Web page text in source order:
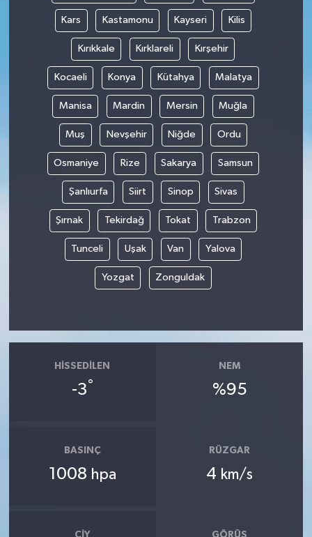
Kars Kastamonu Kayseri Kilis
Kırıkkale Kırklareli Kırşehir
Kocaeli Konya Kütahya Malatya
Manisa Mardin Mersin Muğla
Muş Nevşehir Niğde Ordu
Osmaniye Rize Sakarya Samsun
Şanlıurfa Siirt Sinop Sivas
Şırnak Tekirdağ Tokat Trabzon
Tunceli Uşak Van Yalova
Yozgat Zonguldak
HISSEDILEN
-3°
NEM
%95
BASINÇ
1008 hpa
RÜZGAR
4 km/s
ÇIY GÖRÜŞ